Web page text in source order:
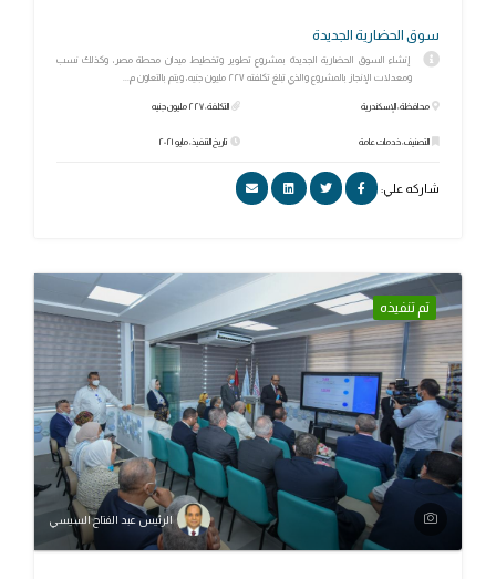
سوق الحضارية الجديدة
إنشاء السوق الحضارية الجديدة بمشروع تطوير وتخطيط ميدان محطة مصر، وكذلك نسب
ومعدلات الإنجاز بالمشروع والذي تبلغ تكلفته ٢٢٧ مليون جنيه، ويتم بالتعاون م...
محافظة: الإسكندرية
التصنيف: خدمات عامة
التكلفة: ٢٢٧ مليون جنيه
تاريخ التنفيذ: مايو ٢٠٢١
شاركه علي:
تم تنفيذه
الرئيس عبد الفتاح السيسي